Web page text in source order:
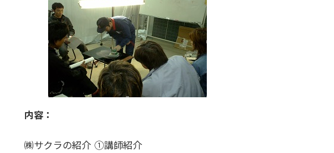
内容：
㈱サクラの紹介 ①講師紹介